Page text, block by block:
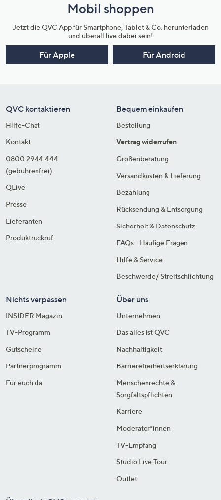
Mobil shoppen
Jetzt die QVC App für Smartphone, Tablet & Co. herunterladen
und überall live dabei sein!
Für Apple Für Android
QVC kontaktieren
Hilfe-Chat
Kontakt
0800 2944 444
(gebührenfrei)
QLive
Presse
Lieferanten
Produktrückruf
Bequem einkaufen
Bestellung
Vertrag widerrufen
Größenberatung
Versandkosten & Lieferung
Bezahlung
Rücksendung & Entsorgung
Sicherheit & Datenschutz
FAQs - Häufige Fragen
Hilfe & Service
Beschwerde/ Streitschlichtung
Nichts verpassen
INSIDER Magazin
TV-Programm
Gutscheine
Partnerprogramm
Für euch da
Über uns
Unternehmen
Das alles ist QVC
Nachhaltigkeit
Barrierefreiheitserklärung
Menschenrechte &
Sorgfaltspflichten
Karriere
Moderator*innen
TV-Empfang
Studio Live Tour
Outlet